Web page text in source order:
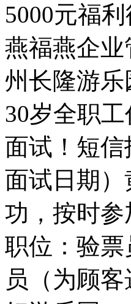
5000元福
燕福燕企
州长隆游乐
30岁全职
面试！短
面试日期）
功，按时
职位：验
员（为顾